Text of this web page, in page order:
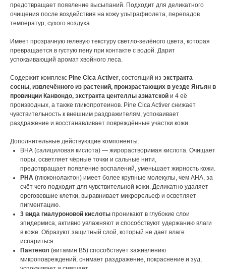
предотвращает появление высыпаний. Подходит для деликатного
очищения после воздействия на кожу ультрафиолета, перепадов
температур, сухого воздуха.
Имеет прозрачную гелевую текстуру светло-зелёного цвета, которая
превращается в густую пену при контакте с водой. Дарит
успокаивающий аромат хвойного леса.
Содержит комплекс Pine Cica Activer , состоящий из экстракта
сосны, извлечённого из растений, произрастающих в уезде Янъян в
провинции Канвондо, экстракта центеллы азиатской и 4 её
производных, а также гликопротеинов. Pine Cica Activer снижает
чувствительность к внешним раздражителям, успокаивает
раздражение и восстанавливает повреждённые участки кожи.
Дополнительные действующие компоненты:
BHA (салициловая кислота) — жирорастворимая кислота. Очищает
поры, осветляет чёрные точки и сальные нити,
предотвращает появление воспалений, уменьшает жирность кожи.
PHA (глюконолактон) имеет более крупные молекулы, чем AHA, за
счёт чего подходит для чувствительной кожи. Деликатно удаляет
ороговевшие клетки, выравнивает микрорельеф и осветляет
пигментацию.
3 вида гиалуроновой кислоты проникают в глубокие слои
эпидермиса, активно увлажняют и способствуют удержанию влаги
в коже. Образуют защитный слой, который не дает влаге
испариться.
Пантенол (витамин B5) способствует заживлению
микроповреждений, снимает раздражение, покраснение и зуд,